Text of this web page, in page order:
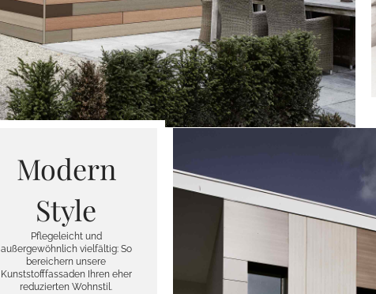
Modern
Style
Pflegeleicht und
außergewöhnlich vielfältig: So
bereichern unsere
Kunststofffassaden Ihren eher
reduzierten Wohnstil.